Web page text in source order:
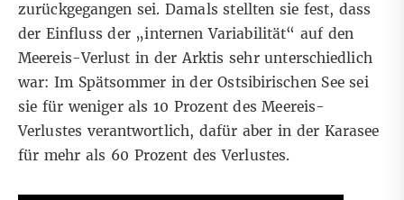
zurückgegangen sei. Damals stellten sie fest, dass
der Einfluss der „internen Variabilität“ auf den
Meereis-Verlust in der Arktis sehr unterschiedlich
war: Im Spätsommer in der Ostsibirischen See sei
sie für weniger als 10 Prozent des Meereis-
Verlustes verantwortlich, dafür aber in der Karasee
für mehr als 60 Prozent des Verlustes.